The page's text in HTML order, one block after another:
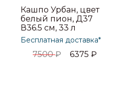
Кашпо Урбан, цвет
белый пион, Д37
В36.5 см, 33 л
Бесплатная доставка*
7500₽ 6375₽